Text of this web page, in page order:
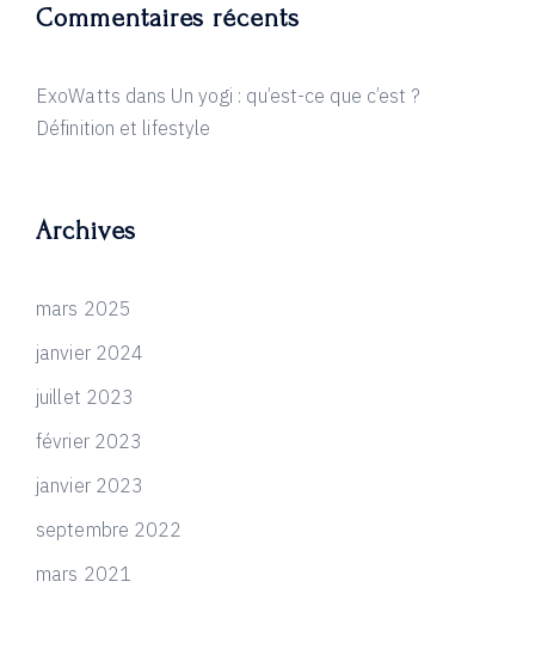
Commentaires récents
ExoWatts dans Un yogi : qu’est-ce que c’est ?
Définition et lifestyle
Archives
mars 2025
janvier 2024
juillet 2023
février 2023
janvier 2023
septembre 2022
mars 2021